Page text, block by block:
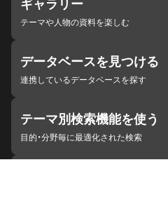
ギャラリー
テーマや人物の資料を楽しむ
データベースを見つける
連携しているデータベースを探す
テーマ別検索機能を使う
目的・分野毎に最適化された検索